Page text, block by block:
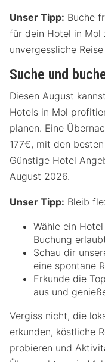
Unser Tipp: Buche
für dein Hotel in Mol
unvergessliche
Suche und
Diesen August
Hotels in Mol
planen. Eine
177€, mit den
Günstige Hotel
August 2026.
Unser Tipp: Bleib
Wähle ein
Buchung
Schau dir
eine spontane
Erkunde die
aus und
Vergiss nicht, die
erkunden, köstliche
probieren und